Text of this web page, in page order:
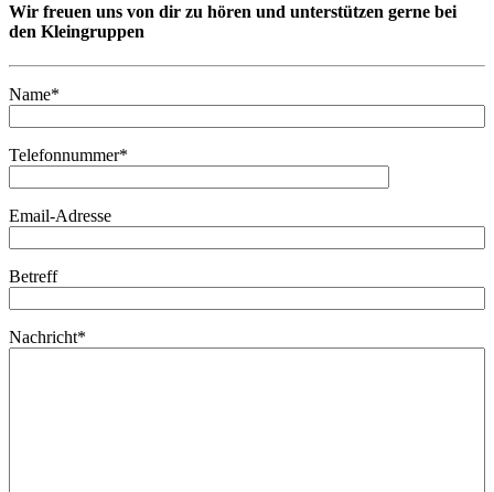
Wir freuen uns von dir zu hören und unterstützen gerne bei
den Kleingruppen
Name*
Telefonnummer*
Email-Adresse
Betreff
Nachricht*